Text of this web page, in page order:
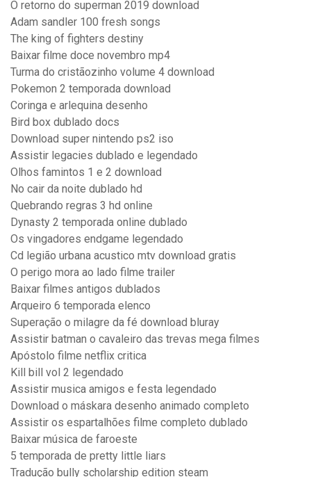
O retorno do superman 2019 download
Adam sandler 100 fresh songs
The king of fighters destiny
Baixar filme doce novembro mp4
Turma do cristãozinho volume 4 download
Pokemon 2 temporada download
Coringa e arlequina desenho
Bird box dublado docs
Download super nintendo ps2 iso
Assistir legacies dublado e legendado
Olhos famintos 1 e 2 download
No cair da noite dublado hd
Quebrando regras 3 hd online
Dynasty 2 temporada online dublado
Os vingadores endgame legendado
Cd legião urbana acustico mtv download gratis
O perigo mora ao lado filme trailer
Baixar filmes antigos dublados
Arqueiro 6 temporada elenco
Superação o milagre da fé download bluray
Assistir batman o cavaleiro das trevas mega filmes
Apóstolo filme netflix critica
Kill bill vol 2 legendado
Assistir musica amigos e festa legendado
Download o máskara desenho animado completo
Assistir os espartalhões filme completo dublado
Baixar música de faroeste
5 temporada de pretty little liars
Tradução bully scholarship edition steam